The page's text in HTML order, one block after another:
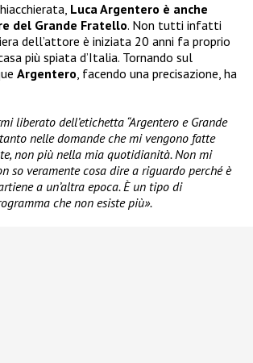
Luca Argentero è anche
del Grande Fratello. Non tutti infatti
dell’attore è iniziata 20 anni fa proprio
più spiata d’Italia. Tornando sul
Argentero, facendo una precisazione, ha
liberato dell’etichetta “Argentero e Grande
nelle domande che mi vengono fatte
non più nella mia quotidianità. Non mi
so veramente cosa dire a riguardo perché è
a un’altra epoca. È un tipo di
che non esiste più».